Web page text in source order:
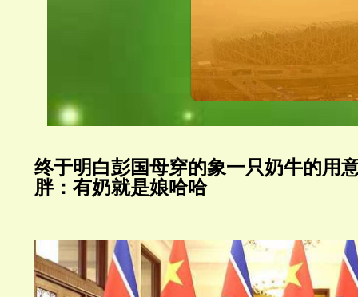
终于明白彭国母穿的象一只奶牛的用
胖：有奶就是娘哈哈